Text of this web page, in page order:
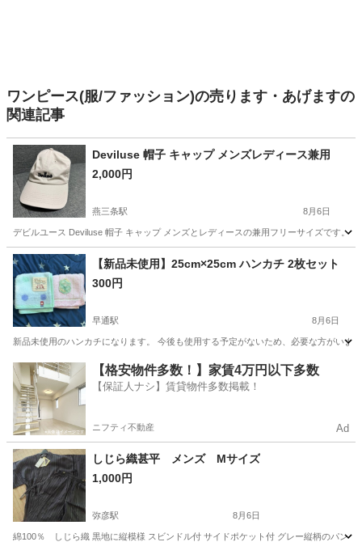
ワンピース(服/ファッション)の売ります・あげますの
関連記事
Deviluse 帽子 キャップ メンズレディース兼用
2,000円
燕三条駅 8月6日
デビルユース Deviluse 帽子 キャップ メンズとレディースの兼用フリーサイズです。
新潟 三条市 燕三条駅 小物
【新品未使用】25cm×25cm ハンカチ 2枚セット
300円
早通駅 8月6日
新品未使用のハンカチになります。 今後も使用する予定がないため、必要な方がいま
新潟 新潟市 早通駅 小物
【格安物件多数！】家賃4万円以下多数
【保証人ナシ】賃貸物件多数掲載！
ニフティ不動産 Ad
しじら織甚平 メンズ Mサイズ
1,000円
弥彦駅 8月6日
綿100％ しじら織 黒地に縦模様 スビンドル付 サイドポケット付 グレー縦柄のパン